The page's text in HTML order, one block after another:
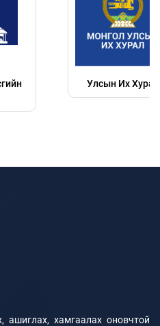
Улсын Их Хурал
ашиглах, хамгаалах оновчтой